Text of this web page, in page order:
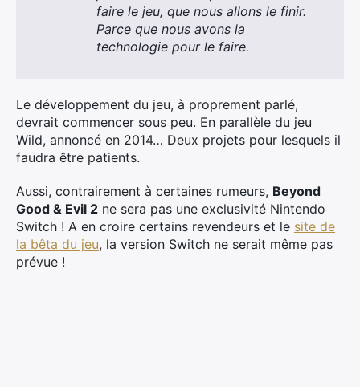
faire le jeu, que nous allons le finir.
Parce que nous avons la
technologie pour le faire.
Le développement du jeu, à proprement parlé,
devrait commencer sous peu. En parallèle du jeu
Wild, annoncé en 2014… Deux projets pour lesquels il
faudra être patients.
Aussi, contrairement à certaines rumeurs, Beyond
Good & Evil 2 ne sera pas une exclusivité Nintendo
Switch ! A en croire certains revendeurs et le site de
la bêta du jeu, la version Switch ne serait même pas
prévue !
×
Rechercher
: